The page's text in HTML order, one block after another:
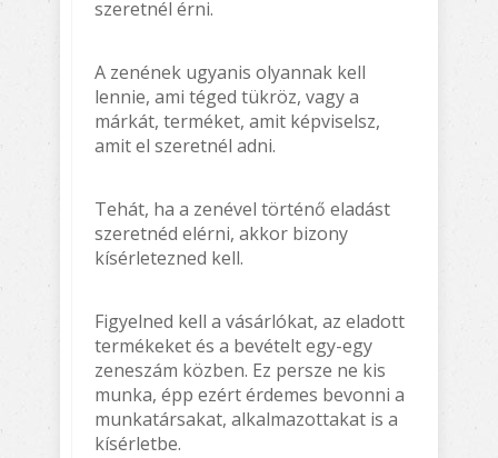
szeretnél érni.
A zenének ugyanis olyannak kell
lennie, ami téged tükröz, vagy a
márkát, terméket, amit képviselsz,
amit el szeretnél adni.
Tehát, ha a zenével történő eladást
szeretnéd elérni, akkor bizony
kísérletezned kell.
Figyelned kell a vásárlókat, az eladott
termékeket és a bevételt egy-egy
zeneszám közben. Ez persze ne kis
munka, épp ezért érdemes bevonni a
munkatársakat, alkalmazottakat is a
kísérletbe.